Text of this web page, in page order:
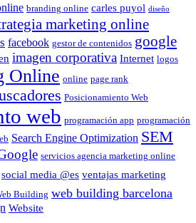
branding online carles puyol diseño
marketing online
facebook gestor de contenidos google
imagen corporativa Internet logos
Online online page rank
Posicionamiento Web
web programación app programación
Search Engine Optimization SEM
servicios agencia marketing online
social media @es ventajas marketing
Building web building barcelona
Website